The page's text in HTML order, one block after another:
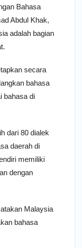
Bahasa
Abdul Khak,
adalah bagian
secara
bahasa
bahasa di
dari 80 dialek
daerah di
memiliki
dengan
Malaysia
bahasa